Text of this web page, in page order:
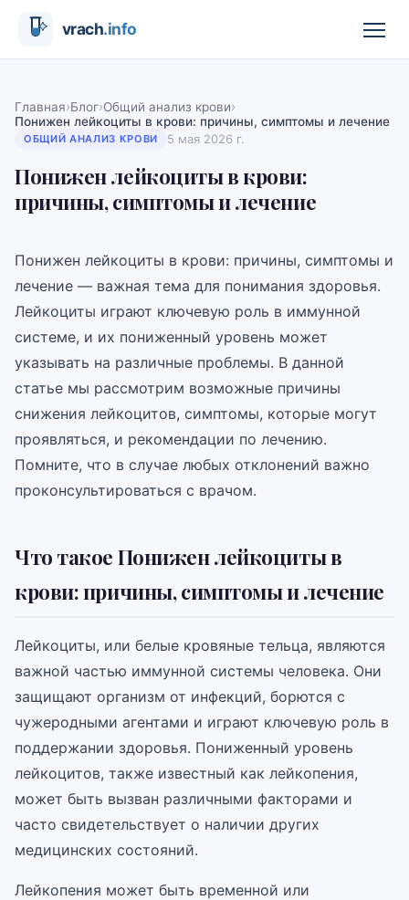
Главная›Блог›Общий анализ крови›
Понижен лейкоциты в крови: причины, симптомы и лечение
ОБЩИЙ АНАЛИЗ КРОВИ 5 мая 2026 г.
Понижен лейкоциты в крови:
причины, симптомы и лечение
Понижен лейкоциты в крови: причины, симптомы и
лечение — важная тема для понимания здоровья.
Лейкоциты играют ключевую роль в иммунной
системе, и их пониженный уровень может
указывать на различные проблемы. В данной
статье мы рассмотрим возможные причины
снижения лейкоцитов, симптомы, которые могут
проявляться, и рекомендации по лечению.
Помните, что в случае любых отклонений важно
проконсультироваться с врачом.
Что такое Понижен лейкоциты в
крови: причины, симптомы и лечение
Лейкоциты, или белые кровяные тельца, являются
важной частью иммунной системы человека. Они
защищают организм от инфекций, борются с
чужеродными агентами и играют ключевую роль в
поддержании здоровья. Пониженный уровень
лейкоцитов, также известный как лейкопения,
может быть вызван различными факторами и
часто свидетельствует о наличии других
медицинских состояний.
Лейкопения может быть временной или